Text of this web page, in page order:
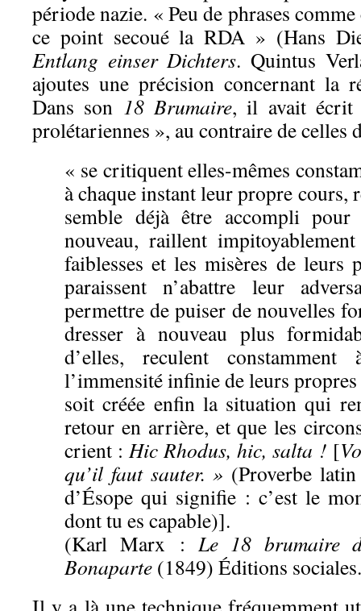
période nazie. « Peu de phrases
ce point secoué la RDA » (Hans
Entlang einser Dichters. Quintus
ajoutes une précision concernant la
Dans son 18 Brumaire, il avait écrit
prolétariennes », au contraire de celles
« se critiquent elles-mêmes
à chaque instant leur propre cours,
semble déjà être accompli
nouveau, raillent
faiblesses et les misères de leurs
paraissent n’abattre leur
permettre de puiser de nouvelles
dresser à nouveau plus
d’elles, reculent constamment
l’immensité infinie de leurs propres
soit créée enfin la situation qui
retour en arrière, et que les
crient : Hic Rhodus, hic, salta ! [
qu’il faut sauter. » (Proverbe
d’Ésope qui signifie : c’est le
dont tu es capable)].
(Karl Marx : Le 18 brumaire
Bonaparte (1849) Éditions